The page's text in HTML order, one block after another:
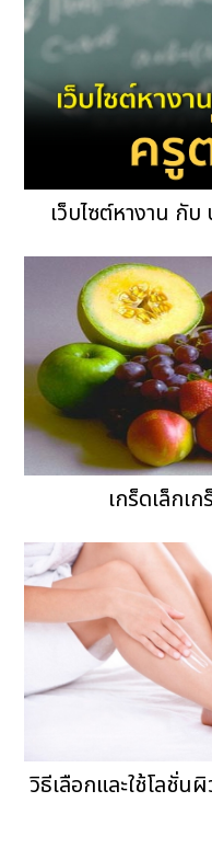
เว็บไซต์หางาน กั
เกร็ดเล็กเ
วิธีเลือกและใช้โลชั่